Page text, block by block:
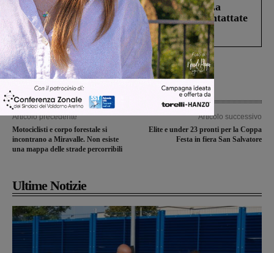
Continuano le ricerche di Miah Billal. La
Prefettura: “In caso di avvistamento contattate
il 112”
Articolo precedente
Motociclisti e corpo forestale si
incontrano a Miravalle. Non esiste
una mappa delle strade percorribili
Articolo successivo
Elite e under 23 pronti per la Coppa
Festa in fiera San Salvatore
Ultime Notizie